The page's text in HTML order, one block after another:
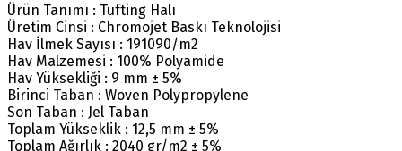
Ürün Tanımı : Tufting Halı
Üretim Cinsi : Chromojet Baskı Teknolojisi
Hav İlmek Sayısı : 191090/m2
Hav Malzemesi : 100% Polyamide
Hav Yüksekliği : 9 mm ± 5%
Birinci Taban : Woven Polypropylene
Son Taban : Jel Taban
Toplam Yükseklik : 12,5 mm ± 5%
Toplam Ağırlık : 2040 gr/m2 ± 5%